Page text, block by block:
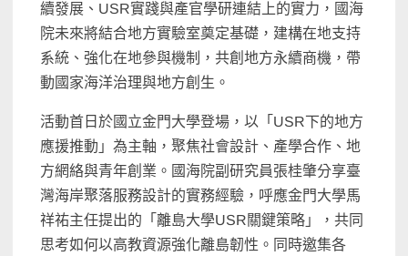
續發展、USR實踐與產官學研連結上的實力，國海
院未來將結合地方實驗室奠定基礎，建構在地支持
系統、強化在地參與機制，共創地方永續商機，帶
動國家海洋治理與地方創生。
活動首日於國立金門大學登場，以「USR下的地方
應援推動」為主軸，聚焦社會設計、產學合作、地
方網絡與青年創業。國海院副研究員張桂肇分享臺
灣海岸聚落服務設計的實務經驗，呼應金門大學馬
祥祐主任提出的「離島大學USR關鍵策略」，共同
思考如何以高教資源強化離島韌性。同時邀集各